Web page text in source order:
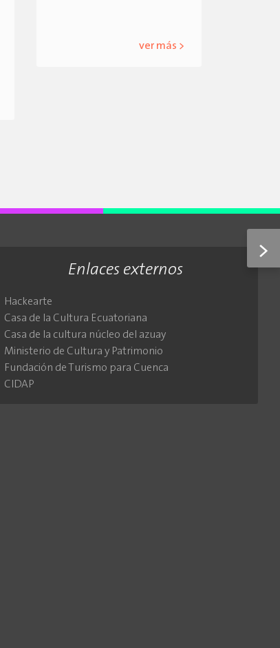
>
ver más >
Enlaces externos
Hackearte
Casa de la Cultura Ecuatoriana
Casa de la cultura núcleo del azuay
Ministerio de Cultura y Patrimonio
Fundación de Turismo para Cuenca
CIDAP